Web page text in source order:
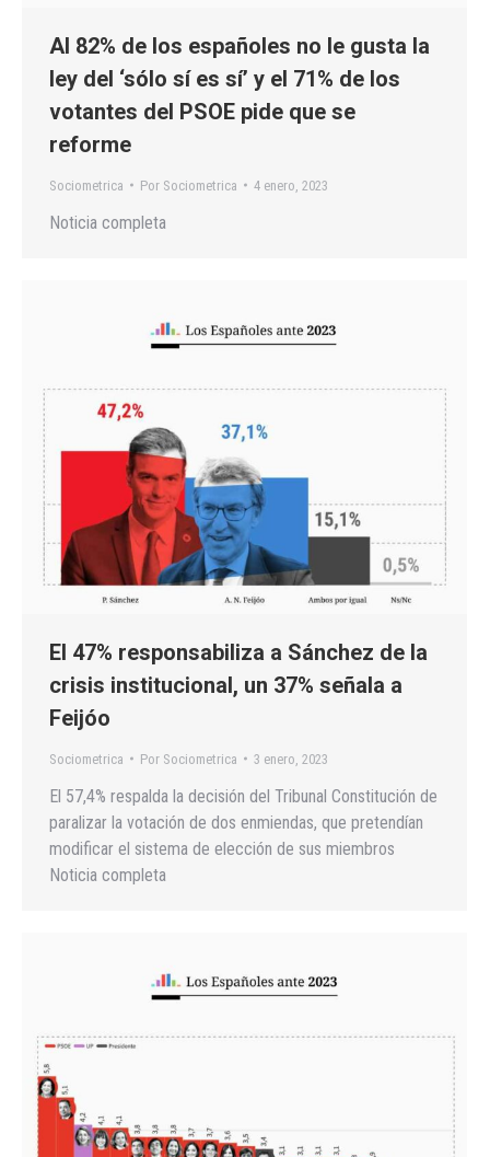
Al 82% de los españoles no le gusta la
ley del ‘sólo sí es sí’ y el 71% de los
votantes del PSOE pide que se
reforme
Sociometrica Por Sociometrica 4 enero, 2023
Noticia completa
El 47% responsabiliza a Sánchez de la
crisis institucional, un 37% señala a
Feijóo
Sociometrica Por Sociometrica 3 enero, 2023
El 57,4% respalda la decisión del Tribunal Constitución de
paralizar la votación de dos enmiendas, que pretendían
modificar el sistema de elección de sus miembros
Noticia completa